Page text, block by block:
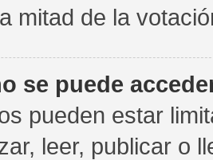
mitad de la
se puede
pueden estar
leer, publicar o